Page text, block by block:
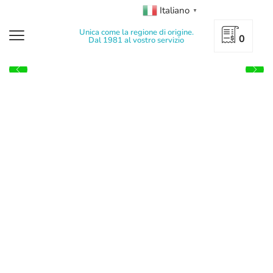
Italiano ▼
Unica come la regione di origine.
Dal 1981 al vostro servizio 0